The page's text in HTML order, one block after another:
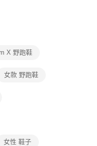
帳頁面顯示為準，若有關於
問，請聯繫「AFTEE先享後付
support/home
先享後付」服務完成之交
監護人之同意方可使用
X 野跑鞋
女款 野跑鞋
女性 鞋子